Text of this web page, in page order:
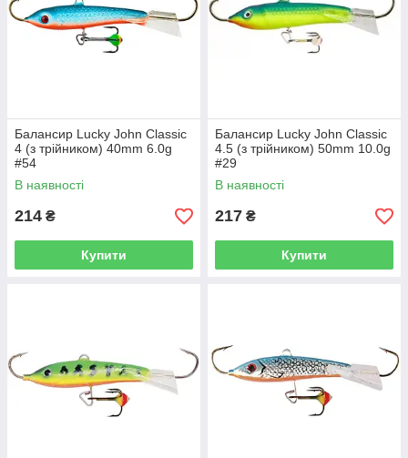
Балансир Lucky John Classic
4 (з трійником) 40mm 6.0g
#54
В наявності
214 ₴
Купити
Балансир Lucky John Classic
4.5 (з трійником) 50mm 10.0g
#29
В наявності
217 ₴
Купити